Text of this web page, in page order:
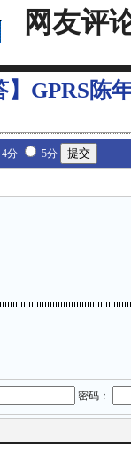
网友评
】GPRS陈
4分 5分
密码：